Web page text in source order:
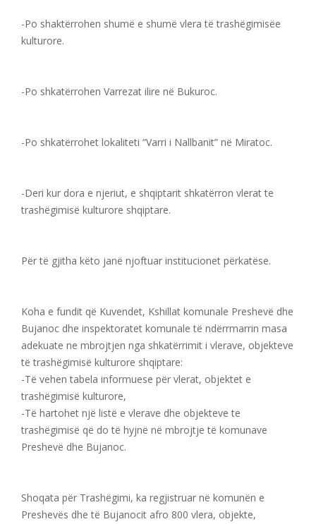
-Po shaktërrohen shumë e shumë vlera të trashëgimisëe
kulturore.
-Po shkatërrohen Varrezat ilire në Bukuroc.
-Po shkatërrohet lokaliteti “Varri i Nallbanit” në Miratoc.
-Deri kur dora e njeriut, e shqiptarit shkatërron vlerat te
trashëgimisë kulturore shqiptare.
Për të gjitha këto janë njoftuar institucionet përkatëse.
Koha e fundit që Kuvendet, Kshillat komunale Preshevë dhe
Bujanoc dhe inspektoratet komunale të ndërrmarrin masa
adekuate ne mbrojtjen nga shkatërrimit i vlerave, objekteve
të trashëgimisë kulturore shqiptare:
-Të vehen tabela informuese për vlerat, objektet e
trashëgimisë kulturore,
-Të hartohet një listë e vlerave dhe objekteve te
trashëgimisë që do të hyjnë në mbrojtje të komunave
Preshevë dhe Bujanoc.
Shoqata për Trashëgimi, ka regjistruar në komunën e
Preshevës dhe të Bujanocit afro 800 vlera, objekte,